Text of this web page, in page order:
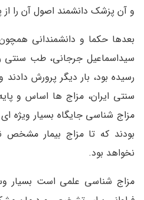
و آن پزشک دانشمند اصول آن را از
بعدها حکما و دانشمندانی همچون
سیداسماعیل جرجانی، طب سنتی را
رسیده بود، بار دیگر پرورش
سنتی ایران، مزاج ها اساس و
مزاج شناسی جایگاه بسیار ویژه ای
بودند که تا مزاج بیمار مشخص
نخواهد بود.
مزاج شناسی علمی است بسیار